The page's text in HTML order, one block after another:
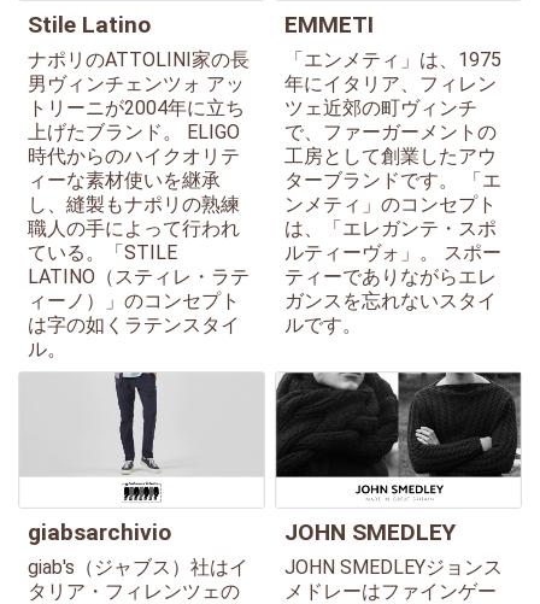
Stile Latino
ナポリのATTOLINI家の長
男ヴィンチェンツォ アッ
トリーニが2004年に立ち
上げたブランド。 ELIGO
時代からのハイクオリテ
ィーな素材使いを継承
し、縫製もナポリの熟練
職人の手によって行われ
ている。「STILE
LATINO（スティレ・ラテ
ィーノ）」のコンセプト
は字の如くラテンスタイ
ル。
EMMETI
「エンメティ」は、1975
年にイタリア、フィレン
ツェ近郊の町ヴィンチ
で、ファーガーメントの
工房として創業したアウ
ターブランドです。 「エ
ンメティ」のコンセプト
は、「エレガンテ・スポ
ルティーヴォ」。 スポー
ティーでありながらエレ
ガンスを忘れないスタイ
ルです。
giabsarchivio
giab's（ジャブス）社はイ
タリア・フィレンツェの
JOHN SMEDLEY
JOHN SMEDLEYジョンス
メドレーはファインゲー